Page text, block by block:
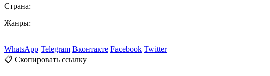
Страна:
Жанры:
WhatsApp Telegram Вконтакте Facebook Twitter
📋 Скопировать ссылку